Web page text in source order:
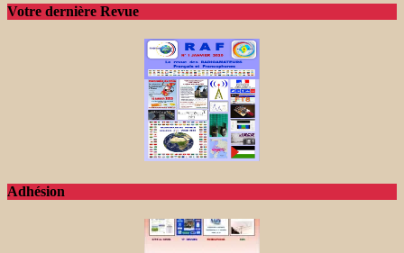
Votre dernière Revue
Adhésion